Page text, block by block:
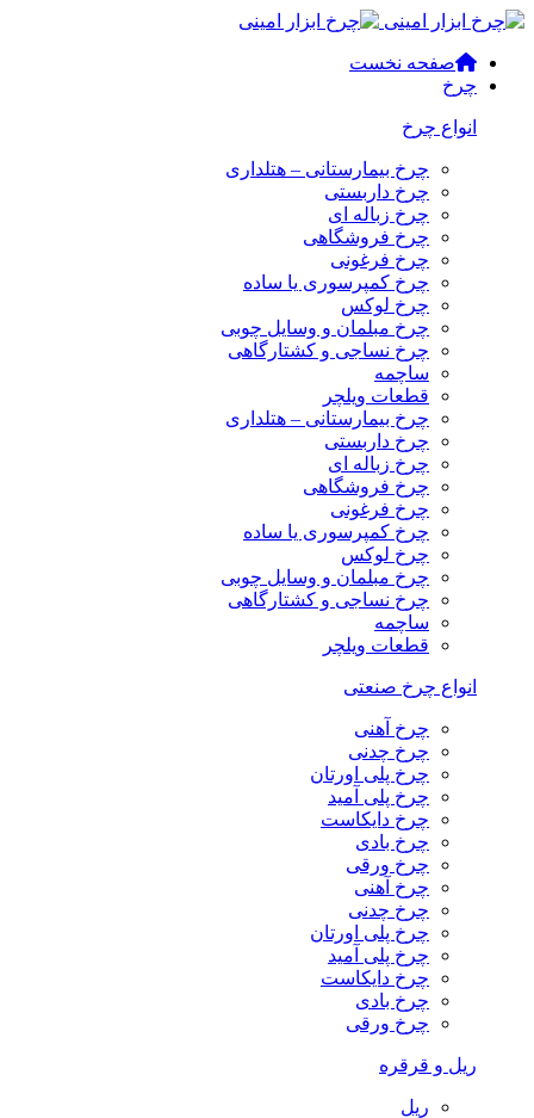
صفحه نخست
چرخ
انواع چرخ
چرخ بیمارستانی – هتلداری
چرخ داربستی
چرخ زباله ای
چرخ فروشگاهی
چرخ فرغونی
چرخ کمپرسوری یا ساده
چرخ لوکس
چرخ مبلمان و وسایل چوبی
چرخ نساجی و کشتارگاهی
ساچمه
قطعات ویلچر
چرخ بیمارستانی – هتلداری
چرخ داربستی
چرخ زباله ای
چرخ فروشگاهی
چرخ فرغونی
چرخ کمپرسوری یا ساده
چرخ لوکس
چرخ مبلمان و وسایل چوبی
چرخ نساجی و کشتارگاهی
ساچمه
قطعات ویلچر
انواع چرخ صنعتی
چرخ آهنی
چرخ چدنی
چرخ پلی اورتان
چرخ پلی آمید
چرخ دایکاست
چرخ بادی
چرخ ورقی
چرخ آهنی
چرخ چدنی
چرخ پلی اورتان
چرخ پلی آمید
چرخ دایکاست
چرخ بادی
چرخ ورقی
ریل و قرقره
ریل